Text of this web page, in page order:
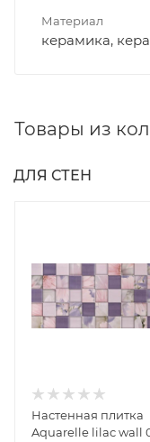
Материал
керамика,
Товары из
ДЛЯ СТЕН
Настенная плитка
Aquarelle lilac wall